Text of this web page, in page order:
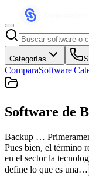
Categorías
ComparaSoftware|
Software de
Backup …
Pues bien, el término
en el sector la
define lo que es una…